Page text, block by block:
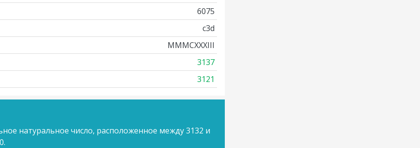
6075
c3d
MMMCXXXIII
3137
3121
натуральное число, расположенное между 3132 и